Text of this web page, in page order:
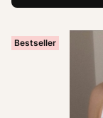
Bestseller